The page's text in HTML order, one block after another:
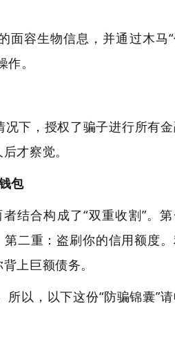
面容生物信息，并通过木马
。
下，授权了骗子进行所有
才察觉。
包
结合构成了“双重收割”。
二重：盗刷你的信用额度
上巨额债务。
以，以下这份“防骗锦囊”